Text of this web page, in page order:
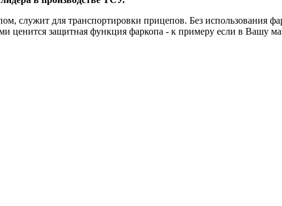
служит для транспортировки прицепов. Без использования
защитная функция фаркопа - к примеру если в Вашу